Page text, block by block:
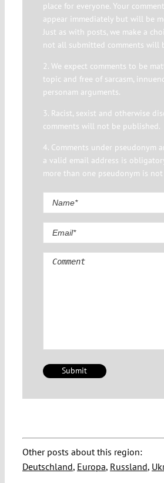
place for everyone. Your
appear immediately but will be
Just as with posts, we make a
not all submitted comments will
2. We expect comments to be
topic and free of sarcasm,
personam arguments.
3. Racist, sexist and otherwise
comments will not be published.
4. Comments under pseudonym
a valid email address is
more than one pseudonym is
Comment
Other posts about this region:
Deutschland, Europa, Russland,